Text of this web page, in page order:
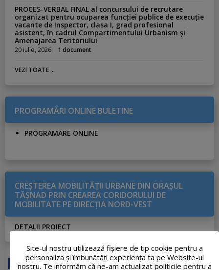
PROCES-VERBAL FINAL al concursului de recrutare
organizat pentru ocuparea funcției publice de execuție
vacante de Inspector, clasa I, grad profesional
asistent, în cadrul Compartimentului Urbanism și
Amenajarea Teritoriului
20 iulie, 2026 1 document
VEZI TOATE ...
PROGRAMĂRI ONLINE BULETINE
PROGRAMARE ONLINE
CREŞTEREA MOBILITĂŢII URBANE DIN ORAŞUL
TĂŞNAD PRIN CREAREA CORIDORULUI DE
MOBILITATE PE DIRECŢIA NORD-VEST
DETALII PROIECT
Site-ul nostru utilizează fişiere de tip cookie pentru a
personaliza și îmbunătăți experiența ta pe Website-ul
nostru. Te informăm că ne-am actualizat politicile pentru a